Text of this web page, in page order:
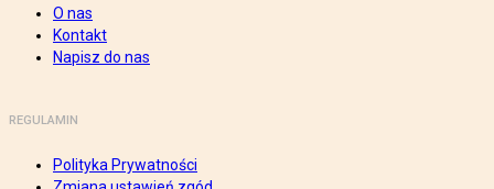
O nas
Kontakt
Napisz do nas
REGULAMIN
Polityka Prywatności